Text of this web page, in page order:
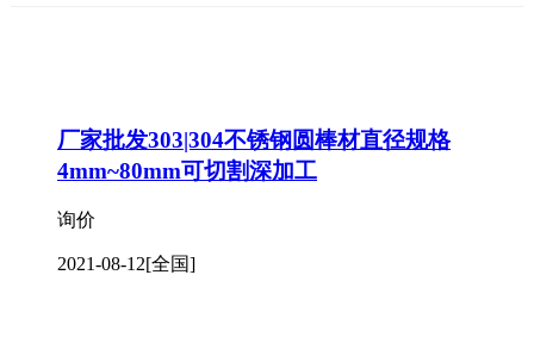
厂家批发303|304不锈钢圆棒材直径规格
4mm~80mm可切割深加工
询价
2021-08-12[全国]